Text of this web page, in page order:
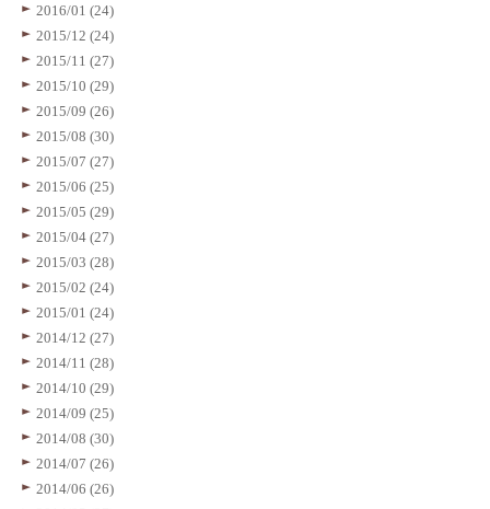
2016/01 (24)
2015/12 (24)
2015/11 (27)
2015/10 (29)
2015/09 (26)
2015/08 (30)
2015/07 (27)
2015/06 (25)
2015/05 (29)
2015/04 (27)
2015/03 (28)
2015/02 (24)
2015/01 (24)
2014/12 (27)
2014/11 (28)
2014/10 (29)
2014/09 (25)
2014/08 (30)
2014/07 (26)
2014/06 (26)